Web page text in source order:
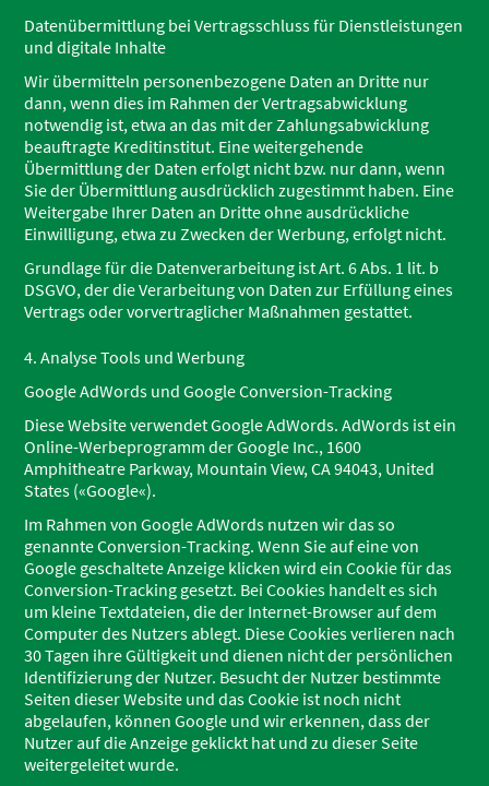
Datenübermittlung bei Vertragsschluss für Dienstleistungen
und digitale Inhalte
Wir übermitteln personenbezogene Daten an Dritte nur
dann, wenn dies im Rahmen der Vertragsabwicklung
notwendig ist, etwa an das mit der Zahlungsabwicklung
beauftragte Kreditinstitut. Eine weitergehende
Übermittlung der Daten erfolgt nicht bzw. nur dann, wenn
Sie der Übermittlung ausdrücklich zugestimmt haben. Eine
Weitergabe Ihrer Daten an Dritte ohne ausdrückliche
Einwilligung, etwa zu Zwecken der Werbung, erfolgt nicht.
Grundlage für die Datenverarbeitung ist Art. 6 Abs. 1 lit. b
DSGVO, der die Verarbeitung von Daten zur Erfüllung eines
Vertrags oder vorvertraglicher Maßnahmen gestattet.
4. Analyse Tools und Werbung
Google AdWords und Google Conversion-Tracking
Diese Website verwendet Google AdWords. AdWords ist ein
Online-Werbeprogramm der Google Inc., 1600
Amphitheatre Parkway, Mountain View, CA 94043, United
States («Google«).
Im Rahmen von Google AdWords nutzen wir das so
genannte Conversion-Tracking. Wenn Sie auf eine von
Google geschaltete Anzeige klicken wird ein Cookie für das
Conversion-Tracking gesetzt. Bei Cookies handelt es sich
um kleine Textdateien, die der Internet-Browser auf dem
Computer des Nutzers ablegt. Diese Cookies verlieren nach
30 Tagen ihre Gültigkeit und dienen nicht der persönlichen
Identifizierung der Nutzer. Besucht der Nutzer bestimmte
Seiten dieser Website und das Cookie ist noch nicht
abgelaufen, können Google und wir erkennen, dass der
Nutzer auf die Anzeige geklickt hat und zu dieser Seite
weitergeleitet wurde.